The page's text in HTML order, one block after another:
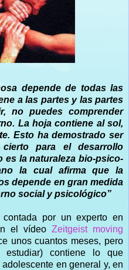
depende de todas las
a las partes y las partes
no puedes comprender
La hoja contiene al sol,
Esto ha demostrado ser
para el desarrollo
es la naturaleza bio-psico-
la cual afirma que la
depende en gran medida
social y psicológico”
por un experto en
el vídeo Zeitgeist moving
unos cuantos meses, pero
contiene lo que
en general y, en